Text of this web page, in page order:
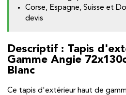
Corse, Espagne, Suisse et
devis
Descriptif : Tapis
Gamme Angie
Blanc
Ce tapis d'extérieur haut de